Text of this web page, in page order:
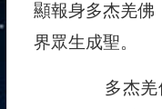
顯報身多杰羌佛
界眾生成聖。
多杰羌佛